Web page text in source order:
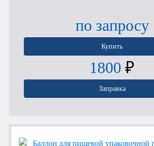
по запросу
Купить
1800 ₽
Заправка